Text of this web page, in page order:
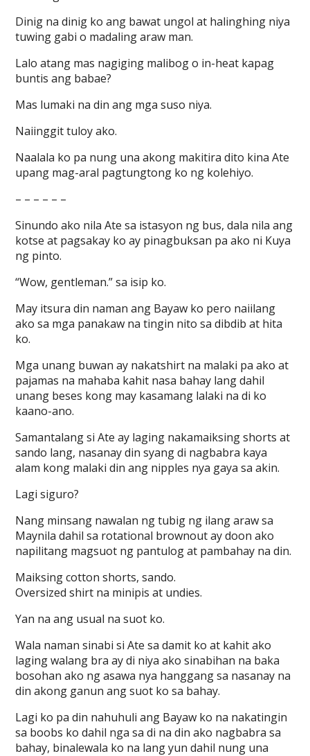
Dinig na dinig ko ang bawat ungol at halinghing niya
tuwing gabi o madaling araw man.
Lalo atang mas nagiging malibog o in-heat kapag
buntis ang babae?
Mas lumaki na din ang mga suso niya.
Naiinggit tuloy ako.
Naalala ko pa nung una akong makitira dito kina Ate
upang mag-aral pagtungtong ko ng kolehiyo.
– – – – – –
Sinundo ako nila Ate sa istasyon ng bus, dala nila ang
kotse at pagsakay ko ay pinagbuksan pa ako ni Kuya
ng pinto.
“Wow, gentleman.” sa isip ko.
May itsura din naman ang Bayaw ko pero naiilang
ako sa mga panakaw na tingin nito sa dibdib at hita
ko.
Mga unang buwan ay nakatshirt na malaki pa ako at
pajamas na mahaba kahit nasa bahay lang dahil
unang beses kong may kasamang lalaki na di ko
kaano-ano.
Samantalang si Ate ay laging nakamaiksing shorts at
sando lang, nasanay din syang di nagbabra kaya
alam kong malaki din ang nipples nya gaya sa akin.
Lagi siguro?
Nang minsang nawalan ng tubig ng ilang araw sa
Maynila dahil sa rotational brownout ay doon ako
napilitang magsuot ng pantulog at pambahay na din.
Maiksing cotton shorts, sando.
Oversized shirt na minipis at undies.
Yan na ang usual na suot ko.
Wala naman sinabi si Ate sa damit ko at kahit ako
laging walang bra ay di niya ako sinabihan na baka
bosohan ako ng asawa nya hanggang sa nasanay na
din akong ganun ang suot ko sa bahay.
Lagi ko pa din nahuhuli ang Bayaw ko na nakatingin
sa boobs ko dahil nga sa di na din ako nagbabra sa
bahay, binalewala ko na lang yun dahil nung una